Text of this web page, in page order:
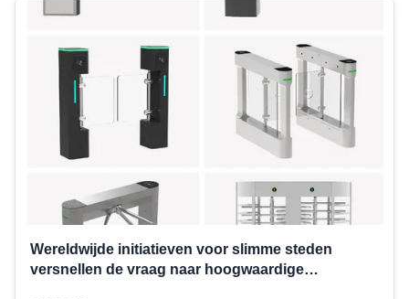
voldoende.Shenzhen Hongchuangwei Technology ...
Wereldwijde initiatieven voor slimme steden
versnellen de vraag naar hoogwaardige